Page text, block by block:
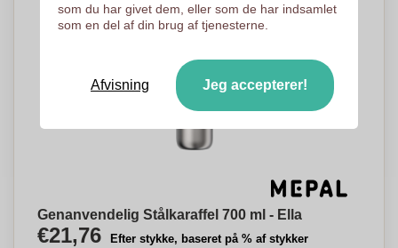
Genanvendelig Stålkaraffel 700 ml - Ella
€21,76 Efter stykke, baseret på % af stykker
som du har givet dem, eller som de har indsamlet
som en del af din brug af tjenesterne.
Afvisning Jeg accepterer!